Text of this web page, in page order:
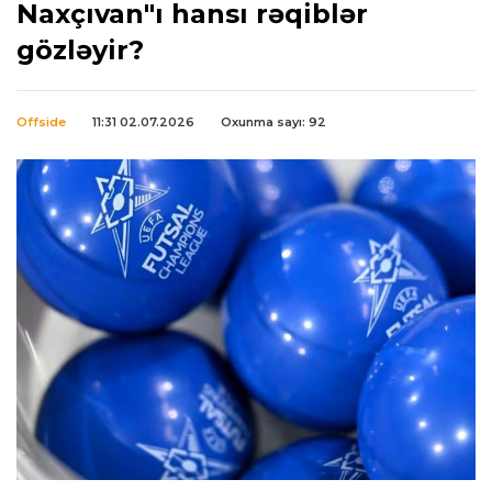
Naxçıvan"ı hansı rəqiblər
gözləyir?
Offside 11:31 02.07.2026 Oxunma sayı: 92